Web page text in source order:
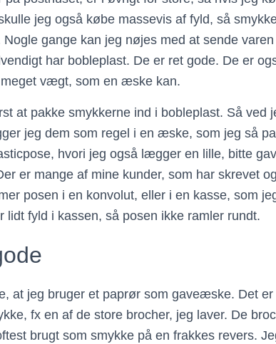
jeg også købe massevis af fyld, så
gange kan jeg nøjes med at sende
har bobleplast. De er ret gode. De er
vægt, som en æske kan.
at pakke smykkerne ind i bobleplast. Så ved
jeg dem som regel i en æske, som jeg så
hvori jeg også lægger en lille, bitte
er mange af mine kunder, som har skrevet
posen i en konvolut, eller i en kasse, som
lidt fyld i kassen, så posen ikke ramler rundt.
at jeg bruger et paprør som gaveæske. Det
fx en af de store brocher, jeg laver. De
brugt som smykke på en frakkes revers.